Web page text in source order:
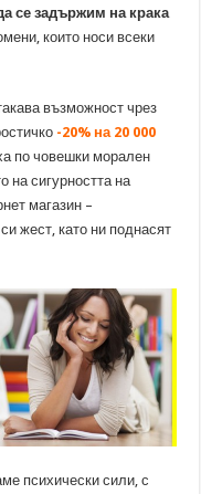
се задържим на крака
които носи всеки
възможност чрез
-20% на 20 000
по човешки морален
на сигурността на
магазин –
жест, като ни поднасят
психически сили, с